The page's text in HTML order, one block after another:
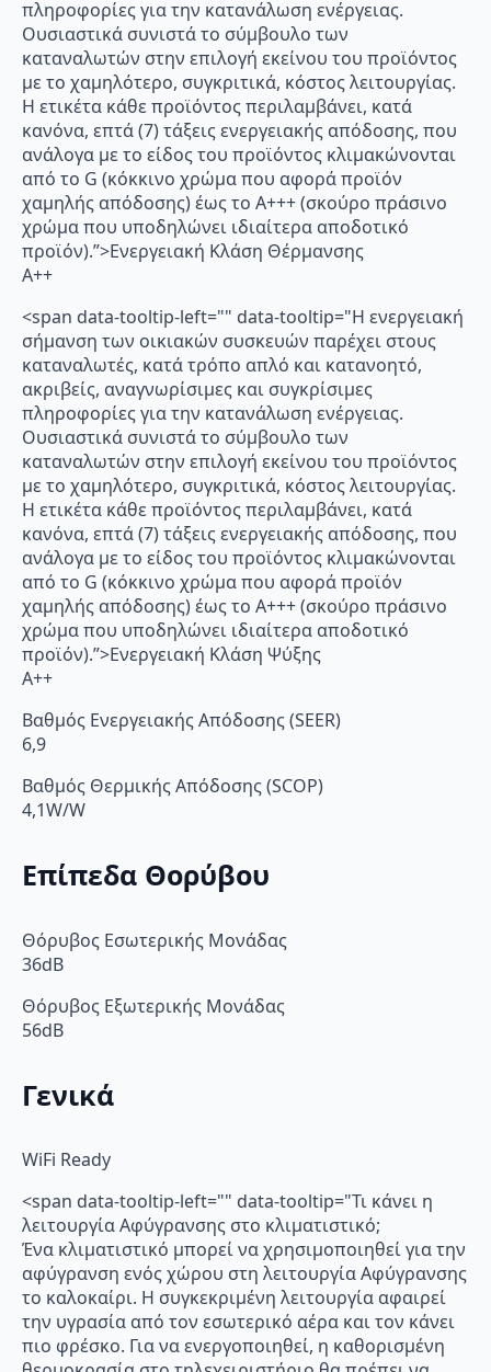
πληροφορίες για την κατανάλωση ενέργειας.
Ουσιαστικά συνιστά το σύμβουλο των
καταναλωτών στην επιλογή εκείνου του προϊόντος
με το χαμηλότερο, συγκριτικά, κόστος λειτουργίας.
Η ετικέτα κάθε προϊόντος περιλαμβάνει, κατά
κανόνα, επτά (7) τάξεις ενεργειακής απόδοσης, που
ανάλογα με το είδος του προϊόντος κλιμακώνονται
από το G (κόκκινο χρώμα που αφορά προϊόν
χαμηλής απόδοσης) έως το Α+++ (σκούρο πράσινο
χρώμα που υποδηλώνει ιδιαίτερα αποδοτικό
προϊόν).”>Ενεργειακή Κλάση Θέρμανσης
A++
<span data-tooltip-left="" data-tooltip="Η ενεργειακή
σήμανση των οικιακών συσκευών παρέχει στους
καταναλωτές, κατά τρόπο απλό και κατανοητό,
ακριβείς, αναγνωρίσιμες και συγκρίσιμες
πληροφορίες για την κατανάλωση ενέργειας.
Ουσιαστικά συνιστά το σύμβουλο των
καταναλωτών στην επιλογή εκείνου του προϊόντος
με το χαμηλότερο, συγκριτικά, κόστος λειτουργίας.
Η ετικέτα κάθε προϊόντος περιλαμβάνει, κατά
κανόνα, επτά (7) τάξεις ενεργειακής απόδοσης, που
ανάλογα με το είδος του προϊόντος κλιμακώνονται
από το G (κόκκινο χρώμα που αφορά προϊόν
χαμηλής απόδοσης) έως το Α+++ (σκούρο πράσινο
χρώμα που υποδηλώνει ιδιαίτερα αποδοτικό
προϊόν).”>Ενεργειακή Κλάση Ψύξης
A++
Βαθμός Ενεργειακής Απόδοσης (SEER)
6,9
Βαθμός Θερμικής Απόδοσης (SCOP)
4,1W/W
Επίπεδα Θορύβου
Θόρυβος Εσωτερικής Μονάδας
36dB
Θόρυβος Εξωτερικής Μονάδας
56dB
Γενικά
WiFi Ready
<span data-tooltip-left="" data-tooltip="Τι κάνει η
λειτουργία Αφύγρανσης στο κλιματιστικό;
Ένα κλιματιστικό μπορεί να χρησιμοποιηθεί για την
αφύγρανση ενός χώρου στη λειτουργία Αφύγρανσης
το καλοκαίρι. Η συγκεκριμένη λειτουργία αφαιρεί
την υγρασία από τον εσωτερικό αέρα και τον κάνει
πιο φρέσκο. Για να ενεργοποιηθεί, η καθορισμένη